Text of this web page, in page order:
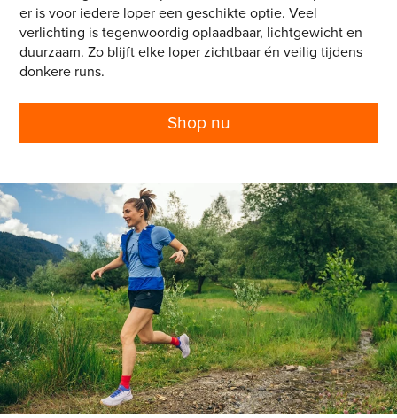
er is voor iedere loper een geschikte optie. Veel
verlichting is tegenwoordig oplaadbaar, lichtgewicht en
duurzaam. Zo blijft elke loper zichtbaar én veilig tijdens
donkere runs.
Shop nu